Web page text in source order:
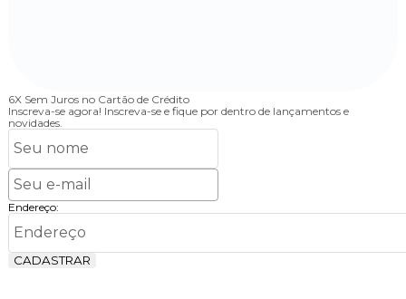
6X Sem Juros no Cartão de Crédito
Inscreva-se agora! Inscreva-se e fique por dentro de lançamentos e
novidades.
Endereço:
CADASTRAR